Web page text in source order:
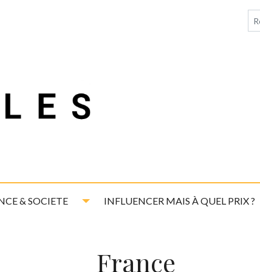
& SOCIETE Toggle Dropdown
INFLUENCER MAIS À QUEL PRIX ?
France